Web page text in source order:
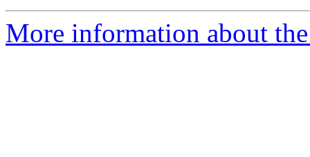
More information about